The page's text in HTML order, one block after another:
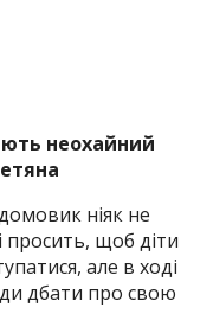
неохайний
ніяк не
просить, щоб діти
але в ході
дбати про свою